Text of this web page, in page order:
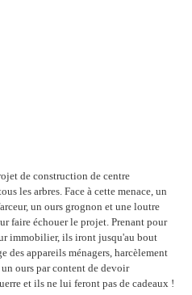
de construction de centre
les arbres. Face à cette menace, un
un ours grognon et une loutre
faire échouer le projet. Prenant pour
immobilier, ils iront jusqu'au bout
des appareils ménagers, harcèlement
ours par content de devoir
et ils ne lui feront pas de cadeaux !